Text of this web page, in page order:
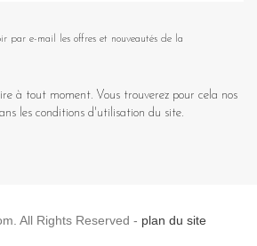
par e-mail les offres et nouveautés de la
à tout moment. Vous trouverez pour cela nos
les conditions d'utilisation du site.
All Rights Reserved - plan du site